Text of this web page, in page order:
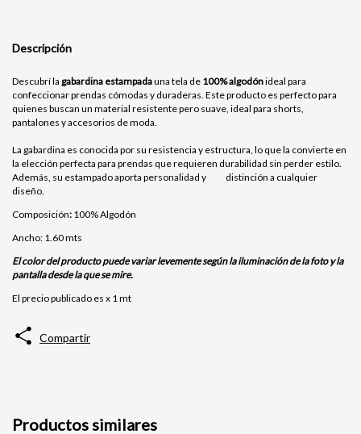
Descripción
Descubrí la gabardina estampadauna tela de 100% algodónideal para
confeccionar prendas cómodas y duraderas. Este producto es perfecto para
quienes buscan un material resistente pero suave, ideal para shorts,
pantalones y accesorios de moda.
La gabardina es conocida por su resistencia y estructura, lo que la convierte en
la elección perfecta para prendas que requieren durabilidad sin perder estilo.
Además, su estampado aporta personalidad y distinción a cualquier
diseño.
Composición: 100% Algodón
Ancho: 1.60 mts
El color del producto puede variar levemente según la iluminación de la foto y la
pantalla desde la que se mire.
El precio publicado es x 1 mt
Compartir
Productos similares